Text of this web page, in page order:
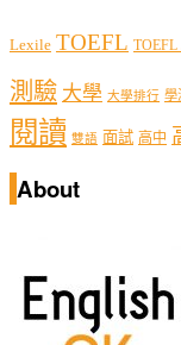
Lexile TOEFL TOEFL
測驗 大學 大學排行 學
閱讀 雙語 面試 高中
About